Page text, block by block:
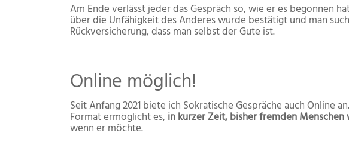
Am Ende verlässt jeder das Gespräch so, wie er es begonnen
über die Unfähigkeit des Anderes wurde bestätigt und man
Rückversicherung, dass man selbst der Gute ist.
Online möglich!
Seit Anfang 2021 biete ich Sokratische Gespräche auch Online
Format ermöglicht es, in kurzer Zeit, bisher fremden
wenn er möchte.